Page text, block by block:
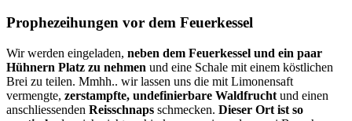
Prophezeihungen vor dem Feuerkessel
Wir werden eingeladen, neben dem Feuerkessel und ein paar
Hühnern Platz zu nehmen und eine Schale mit einem köstlichen
Brei zu teilen. Mmhh.. wir lassen uns die mit Limonensaft
vermengte, zerstampfte, undefinierbare Waldfrucht und einen
anschliessenden Reisschnaps schmecken. Dieser Ort ist so